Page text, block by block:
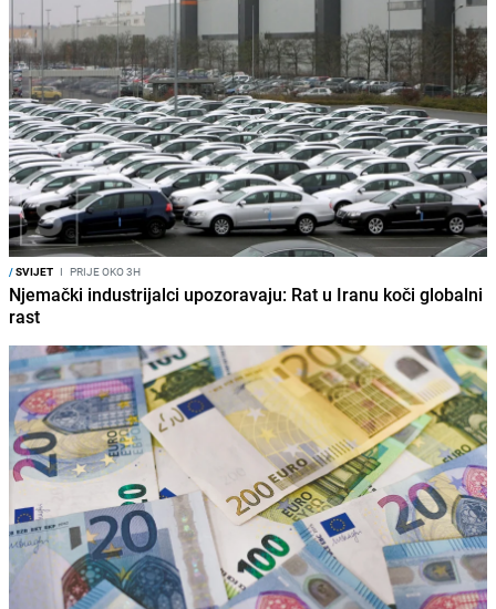
/SVIJET I PRIJE OKO 3H
Njemački industrijalci upozoravaju: Rat u Iranu koči globalni
rast